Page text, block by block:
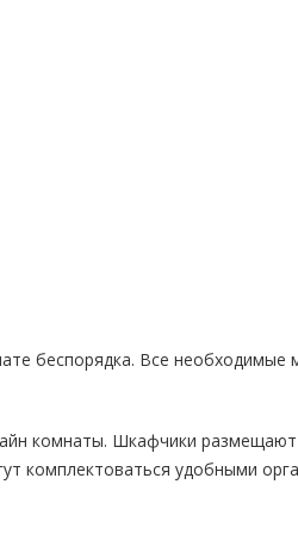
беспорядка. Все
комнаты. Шкафчики
комплектоваться удобными